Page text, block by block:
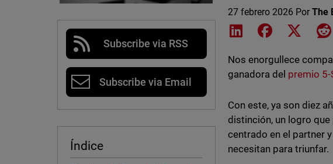
Subscribe via RSS
Subscribe via Email
Índice
27 febrero 2026 PorThe
Share on LinkedIn
Share onShare
Nos enorgullece
ganadora del premio 5-
Con este, ya son diez
distinción, un logro
centrado en el partner
necesitan para triunfar.